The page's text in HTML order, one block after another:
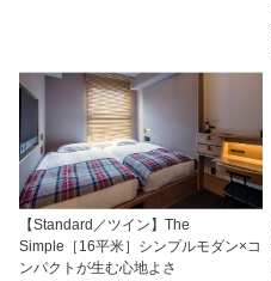
【Standard／ツイン】The
Simple［16平米］シンプルモダン×コ
ンパクトが生む心地よさ